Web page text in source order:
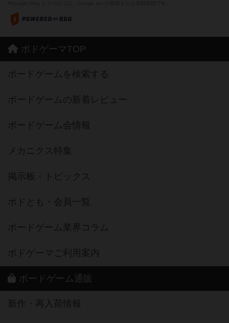
ボドゲーマTOP
ボードゲームを検索する
ボードゲームの新着レビュー
ボードゲーム会情報
メカニクス特集
掲示板・トピックス
ボドとも・会員一覧
ボードゲーム業界コラム
ボドゲーマご利用案内
ボードゲーム通販
新作・再入荷情報